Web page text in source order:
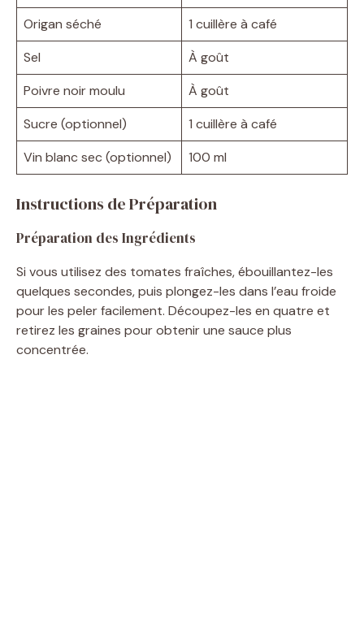
Origan séché
1 cuillère à café
Sel
À goût
Poivre noir moulu
À goût
Sucre (optionnel)
1 cuillère à café
Vin blanc sec (optionnel)
100 ml
Instructions de Préparation
Préparation des Ingrédients
Si vous utilisez des tomates fraîches, ébouillantez-les
quelques secondes, puis plongez-les dans l’eau froide
pour les peler facilement. Découpez-les en quatre et
retirez les graines pour obtenir une sauce plus
concentrée.